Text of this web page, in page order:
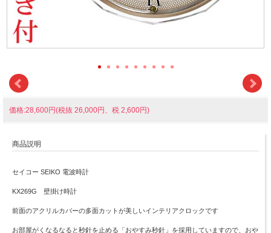
価格:28,600円(税抜 26,000円、税 2,600円)
商品説明
セイコー SEIKO 電波時計
KX269G 壁掛け時計
前面のアクリルカバーの多面カットが美しいインテリアクロックです
お部屋がくなるなると秒針を止める「おやすみ秒針」を採用していますので、おや